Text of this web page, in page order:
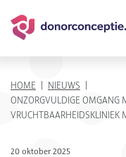
KRUIMELPAD
HOME
NIEUWS
ONZORGVULDIGE OMGANG
VRUCHTBAARHEIDSKLINIEK
20 oktober 2025